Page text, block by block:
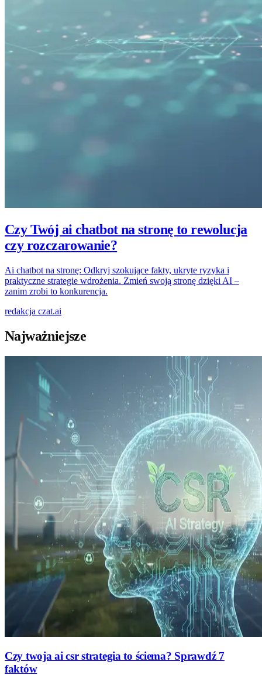
Czy Twój ai chatbot na stronę to rewolucja
czy rozczarowanie?
Ai chatbot na stronę: Odkryj szokujące fakty, ukryte ryzyka i
praktyczne strategie wdrożenia. Zmień swoją stronę dzięki AI –
zanim zrobi to konkurencja.
redakcja czat.ai
Najważniejsze
Czy twoja ai csr strategia to ściema? Sprawdź 7
faktów